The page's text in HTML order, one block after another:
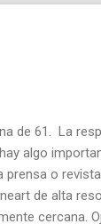
de 61. La
algo
o
de alta
cercana.